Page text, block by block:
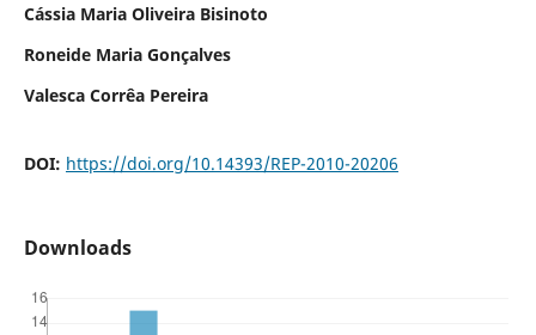
Cássia Maria Oliveira Bisinoto
Roneide Maria Gonçalves
Valesca Corrêa Pereira
DOI: https://doi.org/10.14393/REP-2010-20206
Downloads